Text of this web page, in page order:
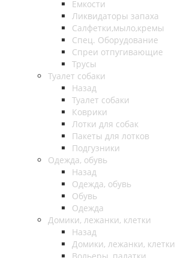
Емкости
Ликвидаторы запаха
Салфетки,мыло,кремы
Спец. Оборудование
Спреи отпугивающие
Трусы
Туалет собаки
Назад
Туалет собаки
Коврики
Лотки для собак
Пакеты для лотков
Подгузники
Одежда, обувь
Назад
Одежда, обувь
Обувь
Одежда
Домики, лежанки, клетки
Назад
Домики, лежанки, клетки